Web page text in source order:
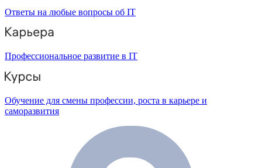
Ответы на любые вопросы об IT
Профессиональное развитие в IT
Обучение для смены профессии, роста в карьере и
саморазвития